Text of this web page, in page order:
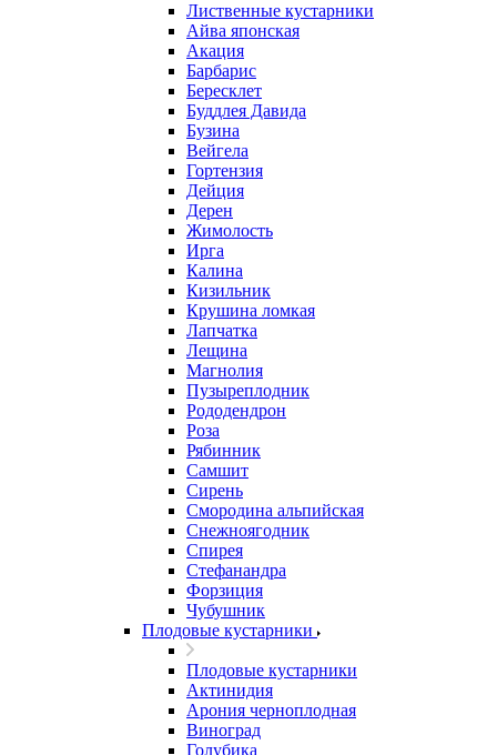
Лиственные кустарники
Айва японская
Акация
Барбарис
Бересклет
Буддлея Давида
Бузина
Вейгела
Гортензия
Дейция
Дерен
Жимолость
Ирга
Калина
Кизильник
Крушина ломкая
Лапчатка
Лещина
Магнолия
Пузыреплодник
Рододендрон
Роза
Рябинник
Самшит
Сирень
Смородина альпийская
Снежноягодник
Спирея
Стефанандра
Форзиция
Чубушник
Плодовые кустарники
Плодовые кустарники
Актинидия
Арония черноплодная
Виноград
Голубика